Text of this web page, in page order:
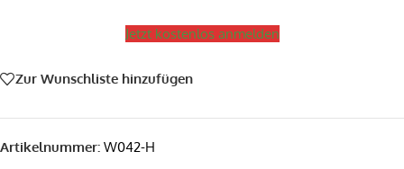
Jetzt kostenlos anmelden
Zur Wunschliste hinzufügen
Artikelnummer: W042-H